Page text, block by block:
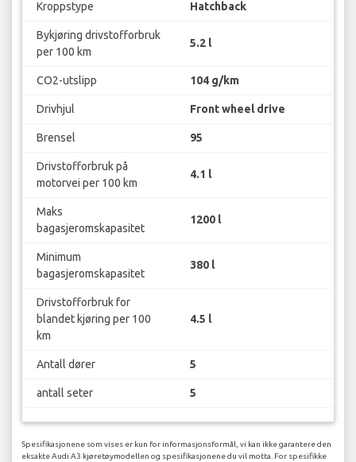
Kroppstype Hatchback
Bykjøring drivstofforbruk
per 100 km
5.2 l
CO2-utslipp 104 g/km
Drivhjul Front wheel drive
Brensel 95
Drivstofforbruk på
motorvei per 100 km
4.1 l
Maks
bagasjeromskapasitet
1200 l
Minimum
bagasjeromskapasitet
380 l
Drivstofforbruk for
blandet kjøring per 100
km
4.5 l
Antall dører 5
antall seter 5
Spesifikasjonene som vises er kun for informasjonsformål, vi kan ikke garantere den
eksakte Audi A3 kjøretøymodellen og spesifikasjonene du vil motta. For spesifikke